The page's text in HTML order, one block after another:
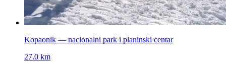
Kopaonik — nacionalni park i planinski centar
27.0 km